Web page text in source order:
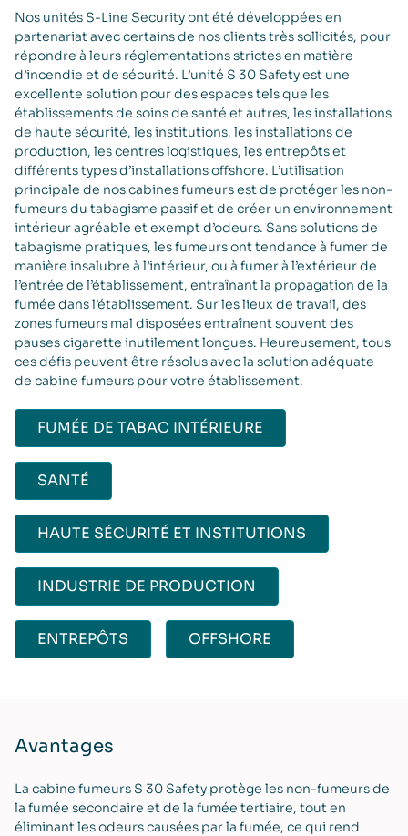
Nos unités S-Line Security ont été développées en
partenariat avec certains de nos clients très sollicités, pour
répondre à leurs réglementations strictes en matière
d’incendie et de sécurité. L’unité S 30 Safety est une
excellente solution pour des espaces tels que les
établissements de soins de santé et autres, les installations
de haute sécurité, les institutions, les installations de
production, les centres logistiques, les entrepôts et
différents types d’installations offshore. L’utilisation
principale de nos cabines fumeurs est de protéger les non-
fumeurs du tabagisme passif et de créer un environnement
intérieur agréable et exempt d’odeurs. Sans solutions de
tabagisme pratiques, les fumeurs ont tendance à fumer de
manière insalubre à l’intérieur, ou à fumer à l’extérieur de
l’entrée de l’établissement, entraînant la propagation de la
fumée dans l’établissement. Sur les lieux de travail, des
zones fumeurs mal disposées entraînent souvent des
pauses cigarette inutilement longues. Heureusement, tous
ces défis peuvent être résolus avec la solution adéquate
de cabine fumeurs pour votre établissement.
FUMÉE DE TABAC INTÉRIEURE
SANTÉ
HAUTE SÉCURITÉ ET INSTITUTIONS
INDUSTRIE DE PRODUCTION
ENTREPÔTS OFFSHORE
Avantages
La cabine fumeurs S 30 Safety protège les non-fumeurs de
la fumée secondaire et de la fumée tertiaire, tout en
éliminant les odeurs causées par la fumée, ce qui rend